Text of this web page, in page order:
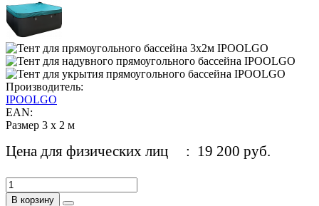
Производитель:
IPOOLGO
EAN:
Размер 3 х 2 м
Цена для физических лиц : 19 200 руб.
В корзину